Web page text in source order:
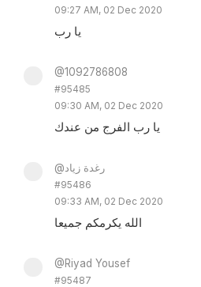
09:27 AM, 02 Dec 2020
يا رب
@1092786808
#95485
09:30 AM, 02 Dec 2020
يا رب الفرج من عندك
@رغدة زياد
#95486
09:33 AM, 02 Dec 2020
الله يكرمكم جميعا
@Riyad Yousef
#95487